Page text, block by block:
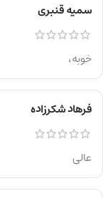
سمیه قنبری
خوبه،
فرهاد شکرزاده
عالی